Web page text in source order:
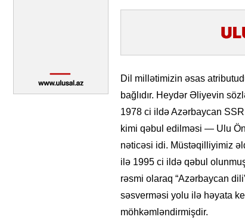
Dil millətimizin əsas
bağlıdır. Heydər Əliyevin
1978 ci ildə Azərbaycan
kimi qəbul edilməsi — Ulu
nəticəsi idi. Müstəqilliyimiz
ilə 1995 ci ildə qəbul
rəsmi olaraq “Azərbaycan
səsverməsi yolu ilə həyata
möhkəmləndirmişdir.